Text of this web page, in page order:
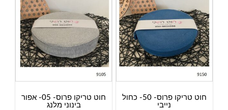
חוט טריקו פרוס- 50- כחול
נייבי
חוט טריקו פרוס- 05- אפור
בינוני מלנג